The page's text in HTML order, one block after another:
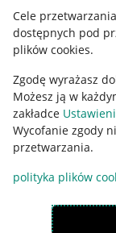
Cele
dostępnych pod
plików cookies.
Zgodę wyrażasz
Możesz ją w
zakładce
Wycofanie zgody
przetwarzania.
polityka plików
Udostępnianie
Informacje dla
Pobierz aplikację